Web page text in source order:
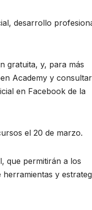
desarrollo
gratuita, y, para más
Academy y
en Facebook de la
el 20 de marzo.
que permitirán a los
y